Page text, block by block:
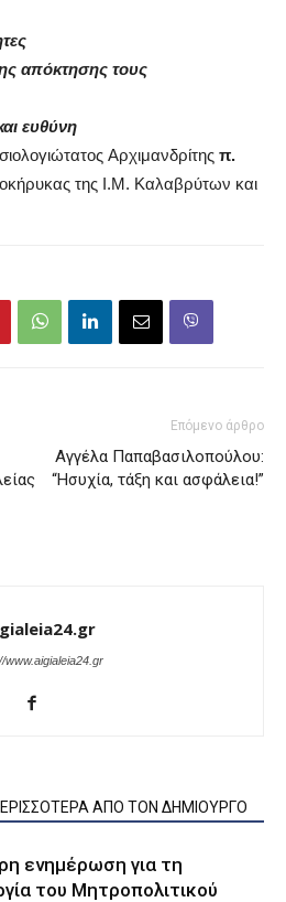
απόκτησης τους
ευθύνη
Αρχιμανδρίτης π.
της Ι.Μ. Καλαβρύτων και
Επόμενο άρθρο
Αγγέλα Παπαβασιλοπούλου:
“Ησυχία, τάξη και ασφάλεια!”
www.aigialeia24.gr
ΑΠΟ ΤΟΝ ΔΗΜΙΟΥΡΓΟ
ενημέρωση για τη
του Μητροπολιτικού